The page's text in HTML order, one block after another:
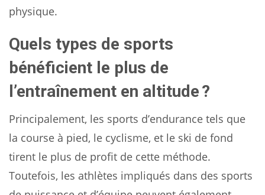
physique.
Quels types de sports
bénéficient le plus de
l’entraînement en altitude ?
Principalement, les sports d’endurance tels que
la course à pied, le cyclisme, et le ski de fond
tirent le plus de profit de cette méthode.
Toutefois, les athlètes impliqués dans des sports